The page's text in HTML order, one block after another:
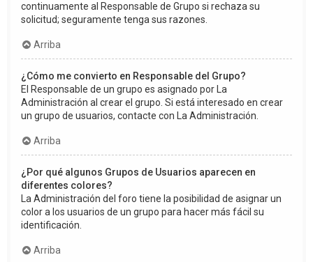
continuamente al Responsable de Grupo si rechaza su
solicitud; seguramente tenga sus razones.
Arriba
¿Cómo me convierto en Responsable del Grupo?
El Responsable de un grupo es asignado por La
Administración al crear el grupo. Si está interesado en crear
un grupo de usuarios, contacte con La Administración.
Arriba
¿Por qué algunos Grupos de Usuarios aparecen en
diferentes colores?
La Administración del foro tiene la posibilidad de asignar un
color a los usuarios de un grupo para hacer más fácil su
identificación.
Arriba